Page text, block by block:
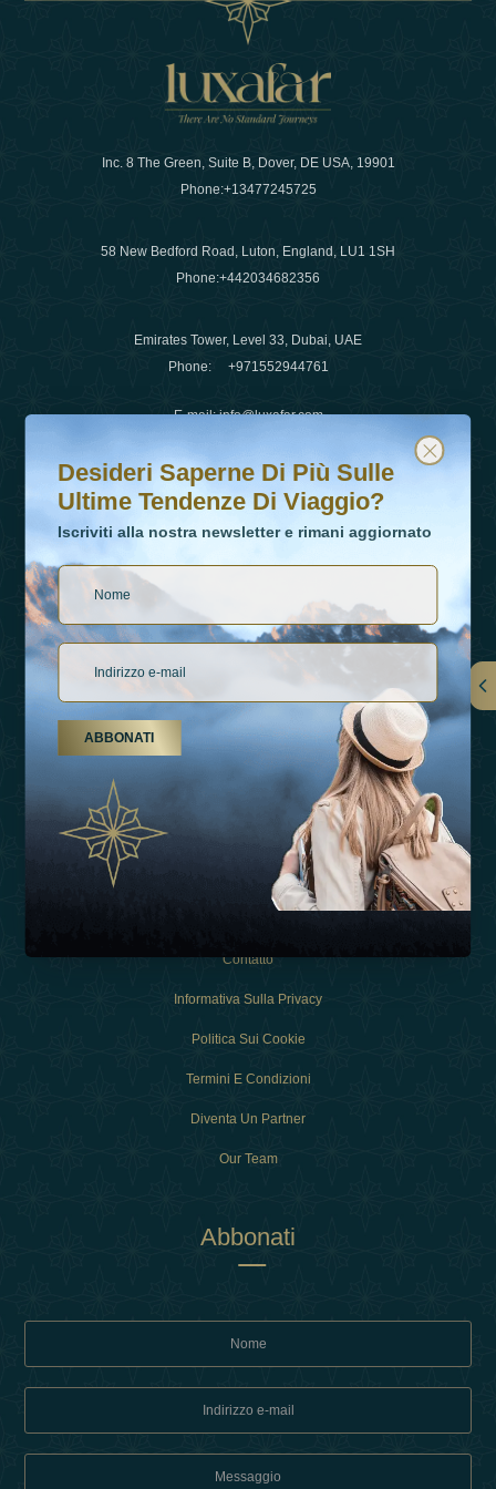
Inc. 8 The Green, Suite B, Dover, DE USA, 19901
Phone:+13477245725
58 New Bedford Road, Luton, England, LU1 1SH
Phone:+442034682356
Emirates Tower, Level 33, Dubai, UAE
Phone: +971552944761
E-mail:info@luxafar.com
WhatsApp No
+442034682356
Collegamenti
Esperienza
Contatto
Informativa Sulla Privacy
Politica Sui Cookie
Termini E Condizioni
Diventa Un Partner
Our Team
Abbonati
Desideri saperne di più sulle ultime tendenze di viaggio?
Iscriviti alla nostra newsletter e rimani aggiornato
Desideri Saperne Di Più Sulle
Ultime Tendenze Di Viaggio?
Iscriviti alla nostra newsletter e rimani aggiornato
ABBONATI